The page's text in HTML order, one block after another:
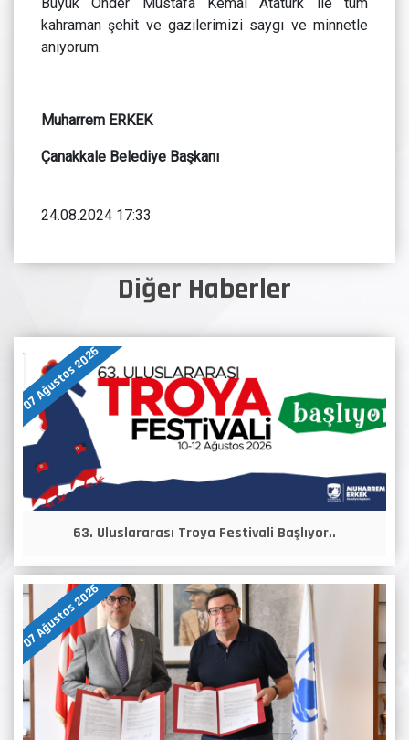
Diğer Haberler
07 Ağustos 2026
63. Uluslararası Troya Festivali Başlıyor..
07 Ağustos 2026
Büyük Önder Mustafa Kemal Atatürk ile tüm
kahraman şehit ve gazilerimizi saygı ve minnetle
anıyorum.
Muharrem ERKEK
Çanakkale Belediye Başkanı
24.08.2024 17:33